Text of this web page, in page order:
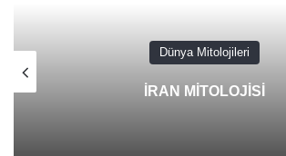
Dünya Mitolojileri
Selardi Ay Tanrısı: Urartu
Önemi